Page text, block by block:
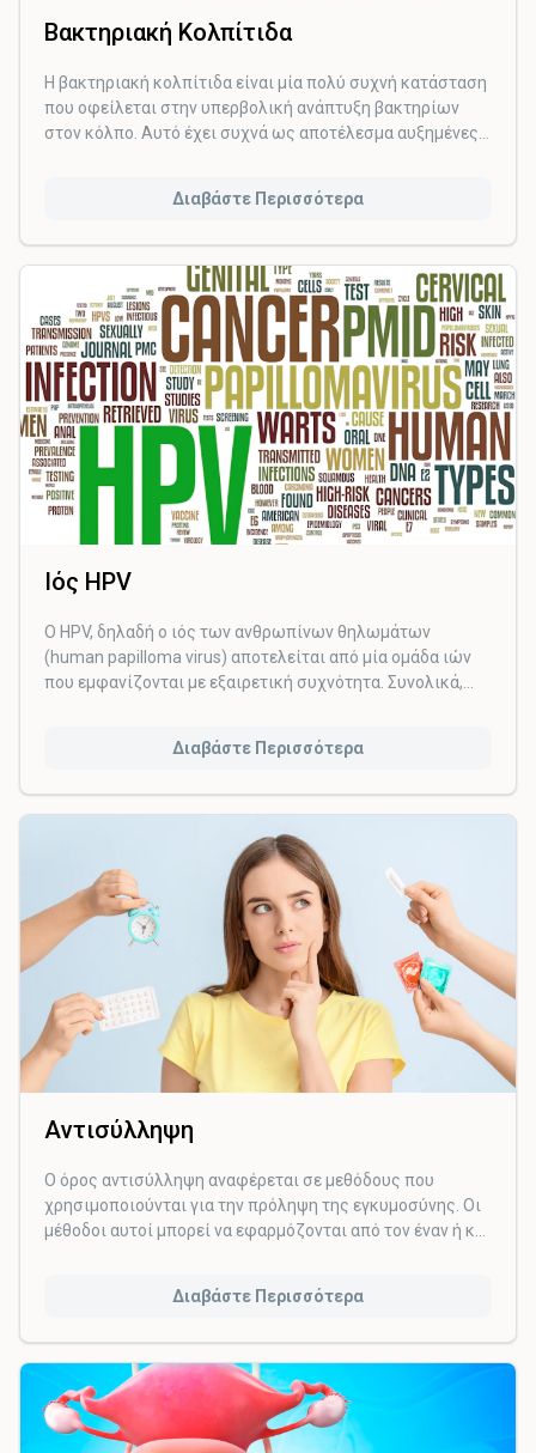
Βακτηριακή Κολπίτιδα
Η βακτηριακή κολπίτιδα είναι μία πολύ συχνή κατάσταση
που οφείλεται στην υπερβολική ανάπτυξη βακτηρίων
στον κόλπο. Αυτό έχει συχνά ως αποτέλεσμα αυξημένες
Διαβάστε Περισσότερα
Ιός HPV
Ο HPV, δηλαδή ο ιός των ανθρωπίνων θηλωμάτων
(human papilloma virus) αποτελείται από μία ομάδα ιών
που εμφανίζονται με εξαιρετική συχνότητα. Συνολικά,
γυναικών και πιο συγκεκριμένα το δέρμα του αιδοίου, του
HPV σχετίζονται με την ανάπτυξη καρκίνου του τραχήλου
της μήτρας και ονομάζονται «υψηλού κινδύνου».
Διαβάστε Περισσότερα
Αντισύλληψη
Ο όρος αντισύλληψη αναφέρεται σε μεθόδους που
χρησιμοποιούνται για την πρόληψη της εγκυμοσύνης. Οι
μέθοδοι αυτοί μπορεί να εφαρμόζονται από τον έναν ή και
αυστηρά προσωπικοί, να αφορούν προβλήματα υγείας,
Διαβάστε Περισσότερα